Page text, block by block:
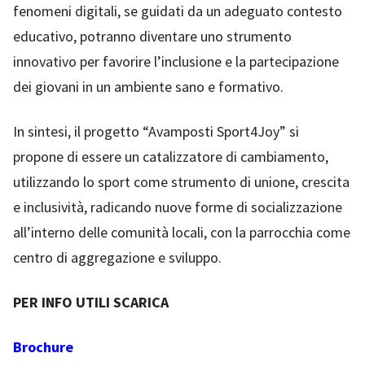
fenomeni digitali, se guidati da un adeguato contesto
educativo, potranno diventare uno strumento
innovativo per favorire l’inclusione e la partecipazione
dei giovani in un ambiente sano e formativo.
In sintesi, il progetto “Avamposti Sport4Joy” si
propone di essere un catalizzatore di cambiamento,
utilizzando lo sport come strumento di unione, crescita
e inclusività, radicando nuove forme di socializzazione
all’interno delle comunità locali, con la parrocchia come
centro di aggregazione e sviluppo.
PER INFO UTILI SCARICA
Brochure